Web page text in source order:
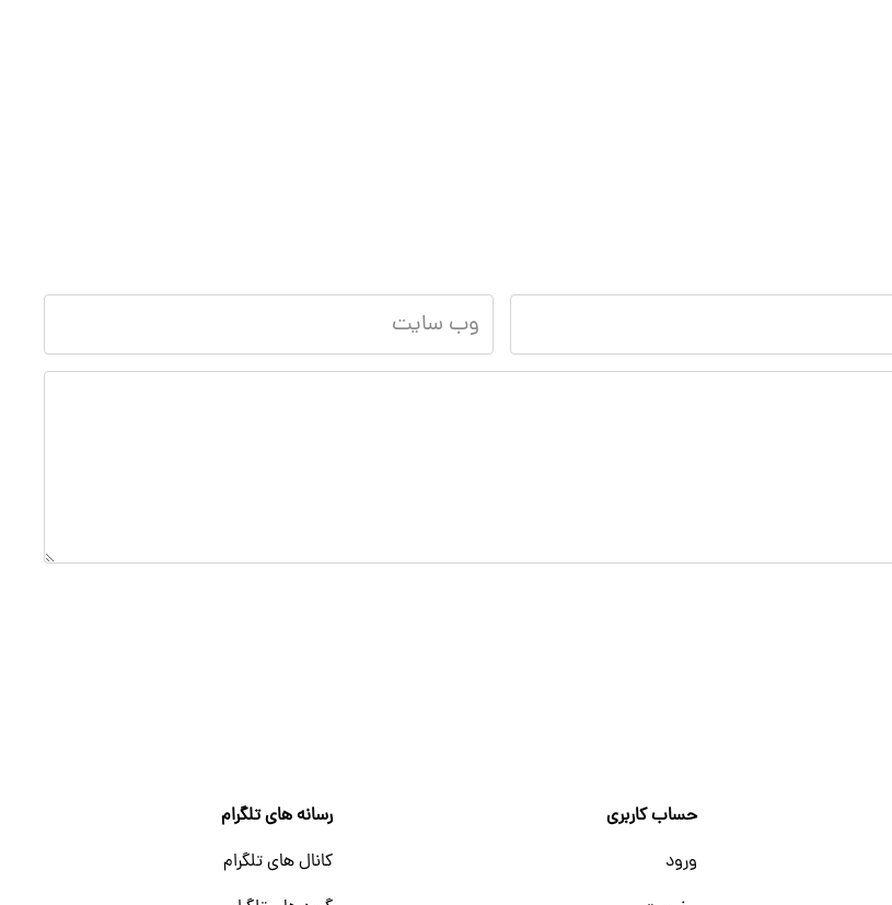
حساب کاربری
ورود
رسانه های تلگرام
کانال های تلگرام